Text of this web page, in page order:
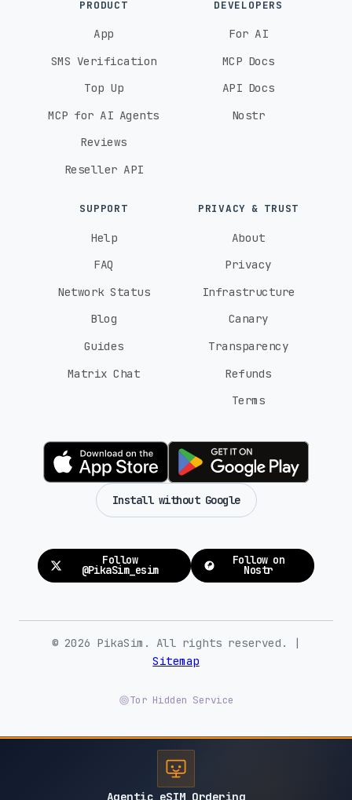
PRODUCT
App
SMS Verification
Top Up
MCP for AI Agents
Reviews
Reseller API
DEVELOPERS
For AI
MCP Docs
API Docs
Nostr
SUPPORT
Help
FAQ
Network Status
Blog
Guides
Matrix Chat
PRIVACY & TRUST
About
Privacy
Infrastructure
Canary
Transparency
Refunds
Terms
Install without Google
Follow
@PikaSim_esim
Follow on
Nostr
© 2026 PikaSim. All rights reserved. |
Sitemap
Tor Hidden Service
Agentic eSIM Ordering